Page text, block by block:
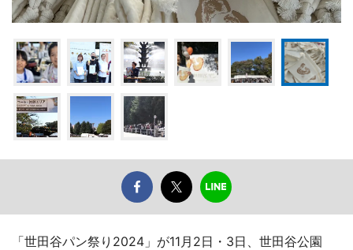
「世田谷パン祭り2024」が11月2日・3日、世田谷公園